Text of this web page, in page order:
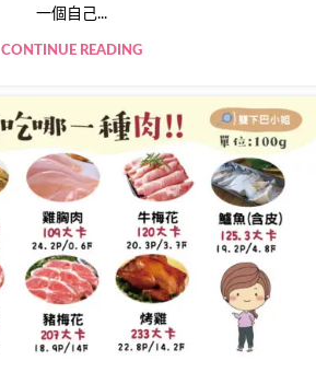
一個自己...
CONTINUE READING